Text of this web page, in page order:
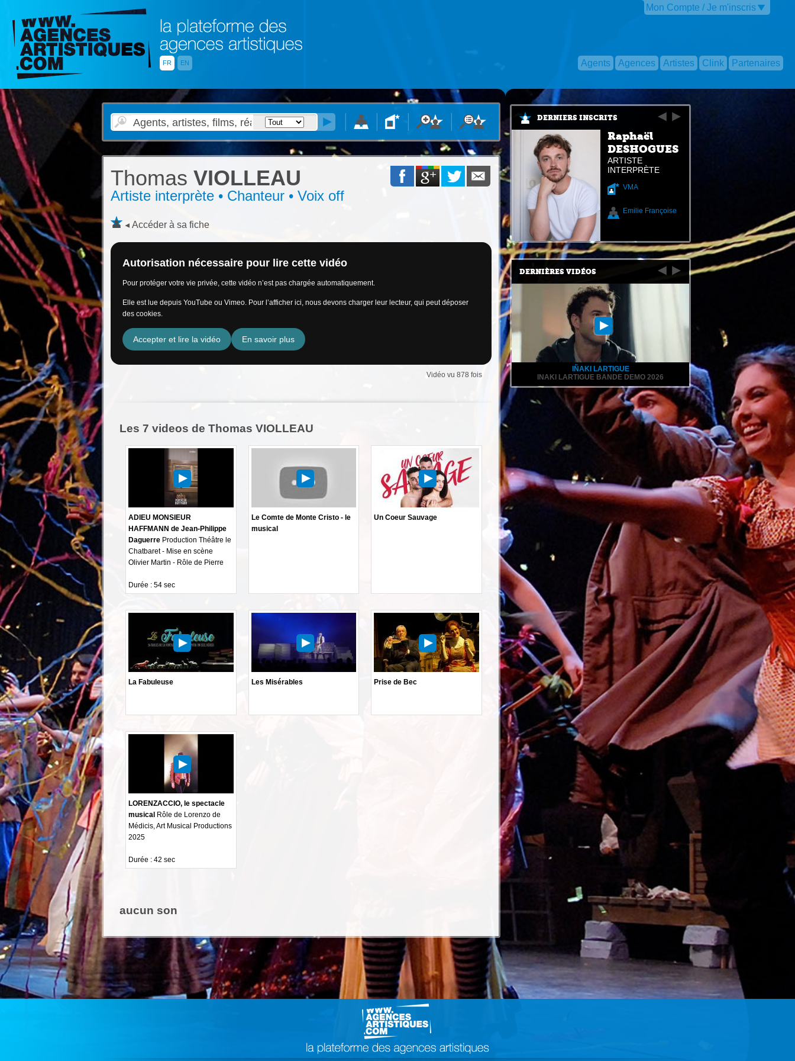
FR EN
Mon Compte / Je m'inscris
Agents Agences Artistes Clink Partenaires
Thomas VIOLLEAU
Artiste interprète • Chanteur • Voix off
Accéder à sa fiche
Autorisation nécessaire pour lire cette vidéo
Pour protéger votre vie privée, cette vidéo n’est pas chargée automatiquement.
Elle est lue depuis YouTube ou Vimeo. Pour l’afficher ici, nous devons charger leur lecteur, qui peut déposer
des cookies.
Accepter et lire la vidéo En savoir plus
Vidéo vu 878 fois
Les 7 videos de Thomas VIOLLEAU
ADIEU MONSIEUR
HAFFMANN de Jean-Philippe
Daguerre Production Théâtre le
Chatbaret - Mise en scène
Olivier Martin - Rôle de Pierre
Durée : 54 sec
Le Comte de Monte Cristo - le
musical
Un Coeur Sauvage
La Fabuleuse Les Misérables Prise de Bec
LORENZACCIO, le spectacle
musical Rôle de Lorenzo de
Médicis, Art Musical Productions
2025
Durée : 42 sec
aucun son
DERNIERS INSCRITS
Raphaël
DESHOGUES
ARTISTE
INTERPRÈTE
VMA
Emilie Françoise
DERNIÈRES VIDÉOS
IÑAKI LARTIGUE
INAKI LARTIGUE BANDE DEMO 2026